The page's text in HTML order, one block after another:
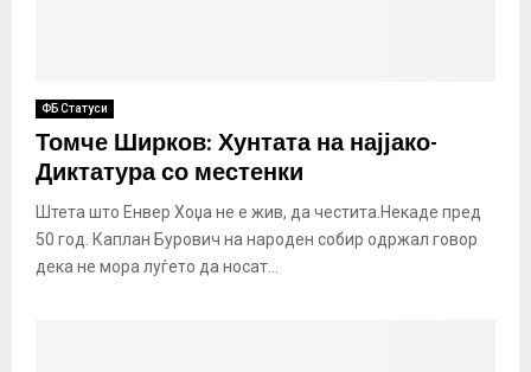
ФБ Статуси
Томче Ширков: Хунтата на најјако-
Диктатура со местенки
Штета што Енвер Хоџа не е жив, да честита.Некаде пред
50 год. Каплан Бурович на народен собир одржал говор
дека не мора луѓето да носат...